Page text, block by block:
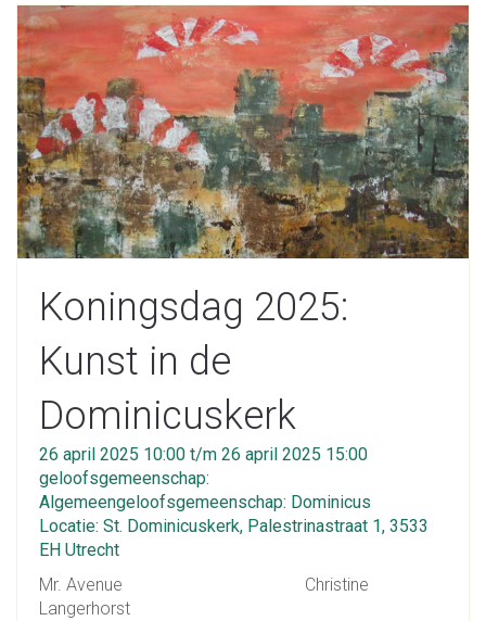
Koningsdag 2025:
Kunst in de
Dominicuskerk
26 april 2025 10:00 t/m 26 april 2025 15:00
geloofsgemeenschap:
Algemeengeloofsgemeenschap: Dominicus
Locatie: St. Dominicuskerk, Palestrinastraat 1, 3533
EH Utrecht
Mr. Avenue Christine
Langerhorst